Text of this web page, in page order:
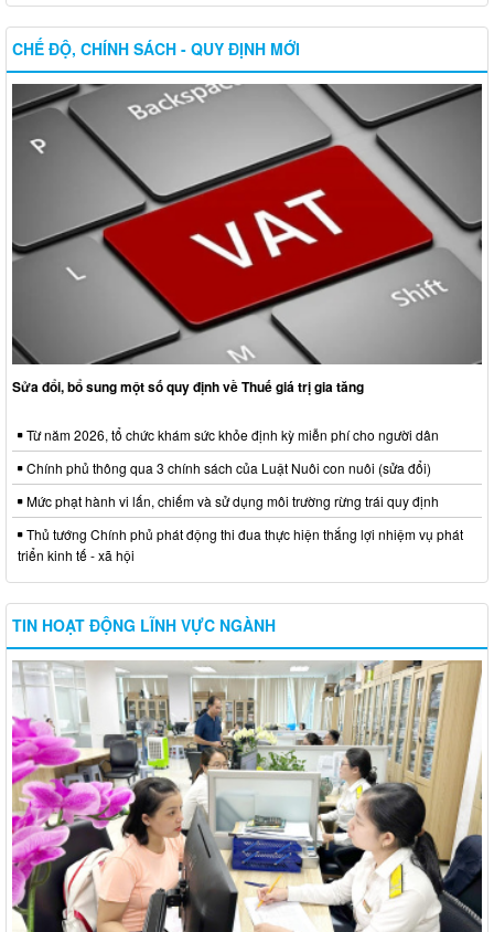
CHẾ ĐỘ, CHÍNH SÁCH - QUY ĐỊNH MỚI
Sửa đổi, bổ sung một số quy định về Thuế giá trị gia tăng
Từ năm 2026, tổ chức khám sức khỏe định kỳ miễn phí cho người dân
Chính phủ thông qua 3 chính sách của Luật Nuôi con nuôi (sửa đổi)
Mức phạt hành vi lấn, chiếm và sử dụng môi trường rừng trái quy định
Thủ tướng Chính phủ phát động thi đua thực hiện thắng lợi nhiệm vụ phát
triển kinh tế - xã hội
TIN HOẠT ĐỘNG LĨNH VỰC NGÀNH